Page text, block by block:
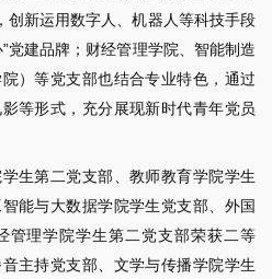
创新运用数字人、机器人等科技手段
党建品牌；财经管理学院、智能制造
）等党支部也结合专业特色，通过
等形式，充分展现新时代青年党员
生第二党支部、教师教育学院学生
能与大数据学院学生党支部、外国
管理学院学生第二党支部荣获二等
主持党支部、文学与传播学院学生